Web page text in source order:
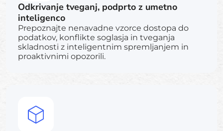
Odkrivanje tveganj, podprto z umetno
inteligenco
Prepoznajte nenavadne vzorce dostopa do
podatkov, konflikte soglasja in tveganja
skladnosti z inteligentnim spremljanjem in
proaktivnimi opozorili.